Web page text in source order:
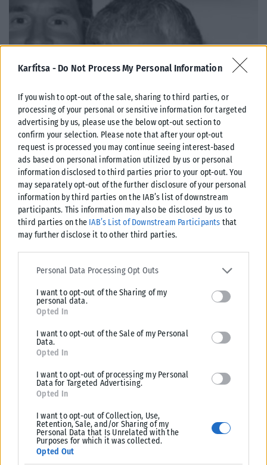
Karfitsa - Do Not Process My Personal Information
If you wish to opt-out of the sale, sharing to third parties, or
processing of your personal or sensitive information for targeted
advertising by us, please use the below opt-out section to
confirm your selection. Please note that after your opt-out
request is processed you may continue seeing interest-based
ads based on personal information utilized by us or personal
information disclosed to third parties prior to your opt-out. You
may separately opt-out of the further disclosure of your personal
information by third parties on the IAB’s list of downstream
participants. This information may also be disclosed by us to
third parties on the IAB’s List of Downstream Participants that
may further disclose it to other third parties.
Please note that this website/app uses one or more Google
services and may gather and store information including but not
deny consent to Google and its third-party tags to use your data
for below specified purposes in below Google consent section.
Personal Data Processing Opt Outs
I want to opt-out of the Sharing of my
personal data.
Opted In
I want to opt-out of the Sale of my Personal
Data.
Opted In
I want to opt-out of processing my Personal
Data for Targeted Advertising.
Opted In
I want to opt-out of Collection, Use,
Retention, Sale, and/or Sharing of my
Personal Data that Is Unrelated with the
Purposes for which it was collected.
Opted Out
ΑΘΛΗΤΙΚΆ
Βαρύ πένθος για τον Λιονέλ Μέσι – Πέθανε ο πατέρας του
Χόρχε
Ο Χόρχε Μέσι, πατέρας του Λιονέλ Μέσι, έφυγε από τη ζωή το βράδυ
της Παρασκευής (7/8) σε κλινική στο Ροσάριο...
ΑΝΑΡΤΉΘΗΚΕ ΑΠΌ KARFITSANEWS 08/08/2026